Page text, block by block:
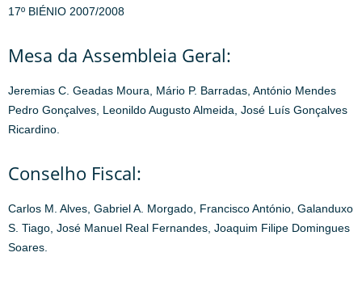
17º BIÉNIO 2007/2008
Mesa da Assembleia Geral:
Jeremias C. Geadas Moura, Mário P. Barradas, António Mendes
Pedro Gonçalves, Leonildo Augusto Almeida, José Luís Gonçalves
Ricardino.
Conselho Fiscal:
Carlos M. Alves, Gabriel A. Morgado, Francisco António, Galanduxo
S. Tiago, José Manuel Real Fernandes, Joaquim Filipe Domingues
Soares.